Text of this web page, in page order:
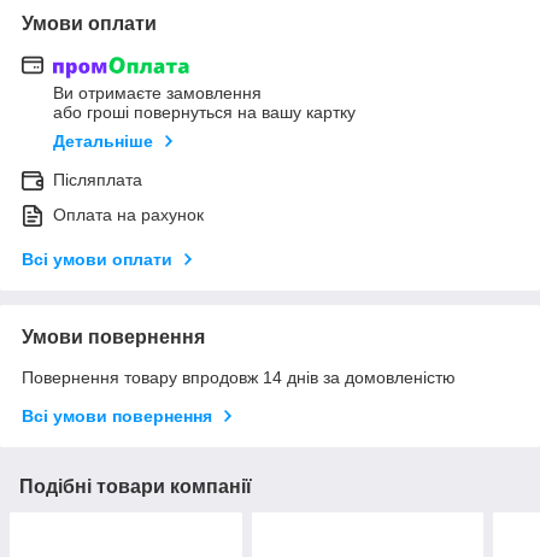
Умови оплати
Ви отримаєте замовлення
або гроші повернуться на вашу картку
Детальніше
Післяплата
Оплата на рахунок
Всі умови оплати
Умови повернення
Повернення товару впродовж 14 днів за домовленістю
Всі умови повернення
Подібні товари компанії